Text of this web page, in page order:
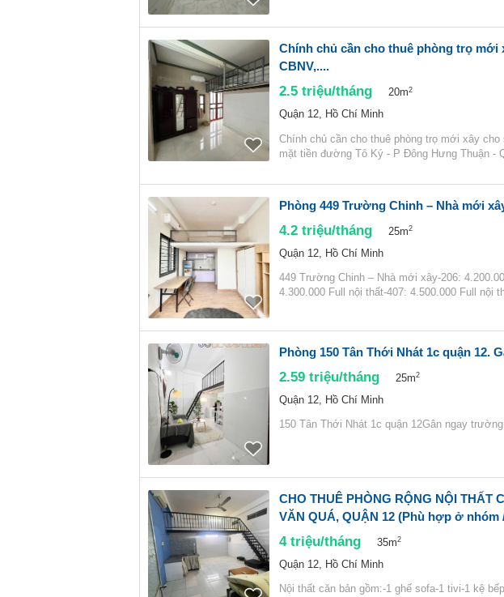
Chính chủ cần cho thuê phòng trọ mới
CBNV,....
2.5 triệu/tháng 20m2
Quận 12, Hồ Chí Minh
Chính chủ cần cho thuê phòng trọ mới xây
mặt tiền đường Tô Ký - P Đông Hưng Thuận -
Phòng 449 Trường Chinh – Nhà mới
4.2 triệu/tháng 25m2
Quận 12, Hồ Chí Minh
449 Trường Chinh – Nhà mới xây-206:
4.300.000 Full nội thất-407: 4.500.000 Full nội
Phòng 150 Tân Thới Nhát 1c quận 12.
2.59 triệu/tháng 25m2
Quận 12, Hồ Chí Minh
150 Tân Thới Nhát 1c quận 12Gân ngay
CHO THUÊ PHÒNG RỘNG NỘI THẤT
VĂN QUÁ, QUẬN 12 (Phù hợp ở
4 triệu/tháng 35m2
Quận 12, Hồ Chí Minh
Nội thất căn bản gồm:-1 ghế sofa-1 tivi-1 kệ